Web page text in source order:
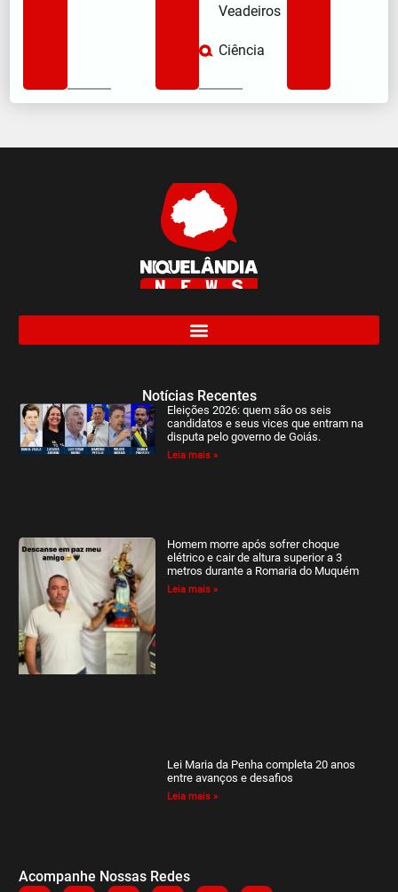
Veadeiros
Ciência
Notícias Recentes
Eleições 2026: quem são os seis
candidatos e seus vices que entram na
disputa pelo governo de Goiás.
Leia mais »
Homem morre após sofrer choque
elétrico e cair de altura superior a 3
metros durante a Romaria do Muquém
Leia mais »
Lei Maria da Penha completa 20 anos
entre avanços e desafios
Leia mais »
Acompanhe Nossas Redes